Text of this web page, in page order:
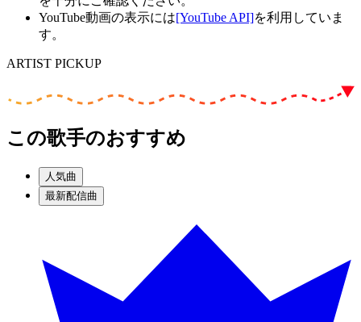
YouTube動画の表示には[YouTube API]を利用していま
す。
ARTIST PICKUP
この歌手のおすすめ
人気曲
最新配信曲